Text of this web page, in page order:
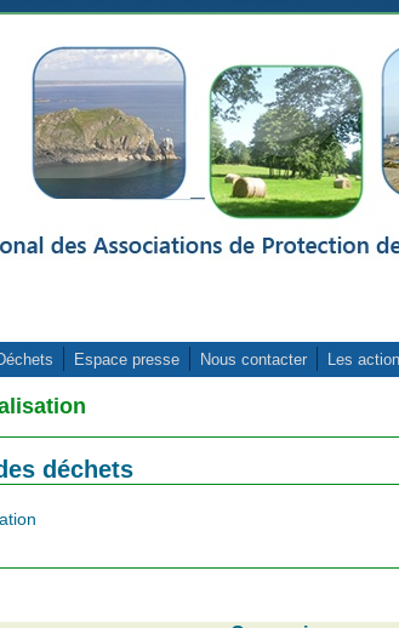
Espace presse Nous contacter Les
déchets